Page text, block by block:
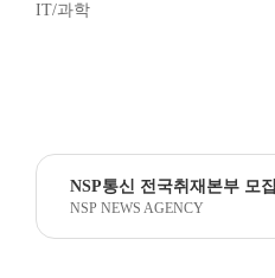
IT/과학
NSP통신 전국취재본부 모집
NSP NEWS AGENCY